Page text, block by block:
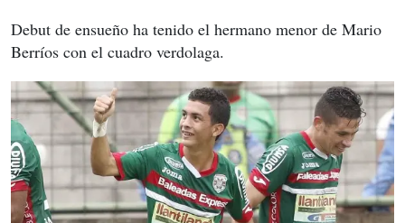
Debut de ensueño ha tenido el hermano menor de Mario
Berríos con el cuadro verdolaga.